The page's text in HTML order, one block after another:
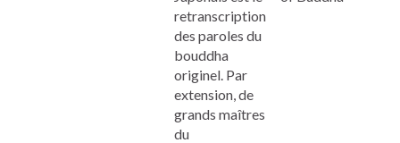
retranscription
des paroles du
bouddha
originel. Par
extension, de
grands maîtres
du